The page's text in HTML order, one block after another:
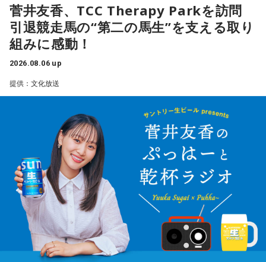
など内容盛りだくさん！
毎週月～木曜日19:00～20:39
DJ：門脇知子
mail:ixp@bayfm.co.jp
#bayfmixp
月曜の放送をradikoで聴く
火曜の放送をradikoで聴く
水曜の放送をradikoで聴く
木曜の放送をradikoで聴く
金曜日担当DJはBAYFMでもおなじみの、柴田幸子。
＜8月10日(月)のTOPICS＞
山の日直前！登山芸人・桜花さんも登場！
りやすくアプローチします。
あなたの生活に気づきと目覚めをもたらす “アーリー” モーニ
ング・プログラム。
メッセージは番組公式LINEから！
＜8月11日(火)のTOPICS＞
まだまだ間に合う夏の旅行計画！
航空・旅行アナリストの鳥海高太朗さんをゲストにお得旅行
情報をお届けします
菅井友香、TCC Therapy Parkを訪問
引退競走馬の“第二の馬生”を支える取り
組みに感動！
2026.08.06 up
提供：文化放送